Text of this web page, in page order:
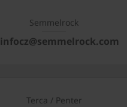
Semmelrock
infocz@semmelrock.com
Terca / Penter